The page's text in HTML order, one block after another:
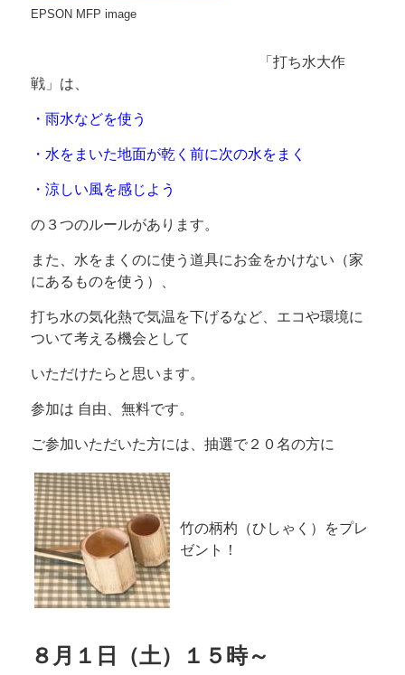
EPSON MFP image
「打ち水大作
戦」は、
・雨水などを使う
・水をまいた地面が乾く前に次の水をまく
・涼しい風を感じよう
の３つのルールがあります。
また、水をまくのに使う道具にお金をかけない（家
にあるものを使う）、
打ち水の気化熱で気温を下げるなど、エコや環境に
ついて考える機会として
いただけたらと思います。
参加は 自由、無料です。
ご参加いただいた方には、抽選で２０名の方に
竹の柄杓（ひしゃく）をプレ
ゼント！
８月１日（土）１５時～